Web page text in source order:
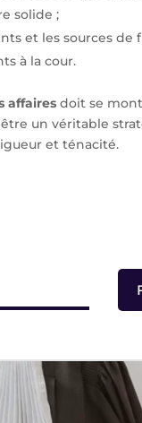
solide ;
et les sources de
à la cour.
affaires doit se
un véritable
et ténacité.